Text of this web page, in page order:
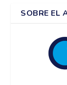
SOBRE EL